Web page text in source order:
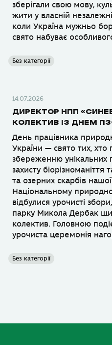
зберігали свою мову,
жити у власній
коли Україна мужньо
свято набуває
Без категорії
14.07.2026
ДИРЕКТОР НПП
КОЛЕКТИВ ІЗ ДНЕМ
День працівника
України — свято тих, хто
збереженню унікальних
захисту
та озерних скарбів
Національному
відбулися урочисті
парку Микола Дербак
колектив. Головною
урочиста церемонія
Без категорії